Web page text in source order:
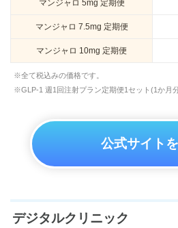
マンジャロ 5mg 定期便
マンジャロ 7.5mg 定期便
マンジャロ 10mg 定期便
※全て税込みの価格です。
※GLP-1 週1回注射プラン定期便1セット(1か月
公式サイト
デジタルクリニック